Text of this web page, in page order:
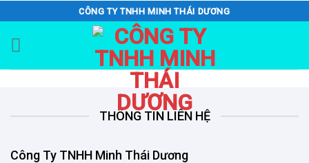
content
CÔNG TY TNHH MINH THÁI DƯƠNG
THÔNG TIN LIÊN HỆ
Công Ty TNHH Minh Thái Dương